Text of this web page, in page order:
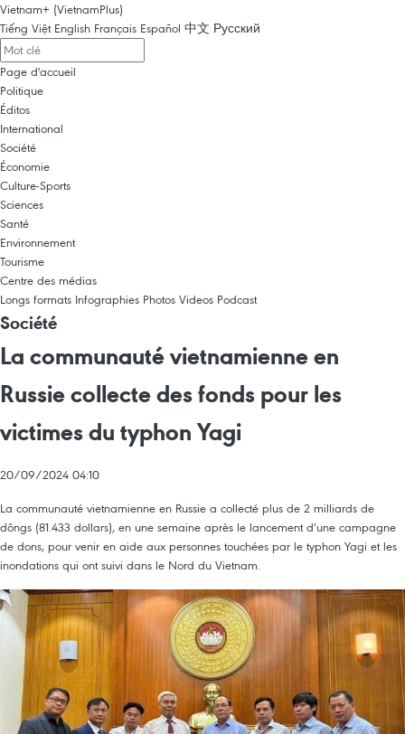
Vietnam+ (VietnamPlus)
Tiếng Việt English Français Español 中文 Русский
Page d'accueil
Politique
Éditos
International
Société
Économie
Culture-Sports
Sciences
Santé
Environnement
Tourisme
Centre des médias
Longs formats Infographies Photos Videos Podcast
Société
La communauté vietnamienne en
Russie collecte des fonds pour les
victimes du typhon Yagi
20/09/2024 04:10
La communauté vietnamienne en Russie a collecté plus de 2 milliards de
dôngs (81.433 dollars), en une semaine après le lancement d’une campagne
de dons, pour venir en aide aux personnes touchées par le typhon Yagi et les
inondations qui ont suivi dans le Nord du Vietnam.